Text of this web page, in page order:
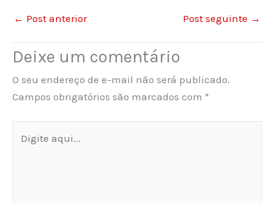
← Post anterior Post seguinte →
Deixe um comentário
O seu endereço de e-mail não será publicado.
Campos obrigatórios são marcados com *
aqui...